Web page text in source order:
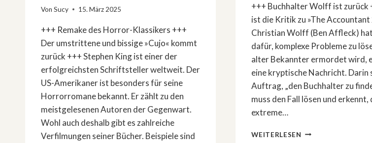
Von Sucy 15. März 2025
+++ Remake des Horror-Klassikers +++
Der umstrittene und bissige »Cujo« kommt
zurück +++ Stephen King ist einer der
erfolgreichsten Schriftsteller weltweit. Der
US-Amerikaner ist besonders für seine
Horrorromane bekannt. Er zählt zu den
meistgelesenen Autoren der Gegenwart.
Wohl auch deshalb gibt es zahlreiche
Verfilmungen seiner Bücher. Beispiele sind
+++ Buchhalter Wolff ist zurück
ist die Kritik zu »The Accountant
Christian Wolff (Ben Affleck)
dafür, komplexe Probleme zu
alter Bekannter ermordet wird,
eine kryptische Nachricht. Darin
Auftrag, „den Buchhalter zu
muss den Fall lösen und erkennt,
extreme…
WEITERLESEN BALD